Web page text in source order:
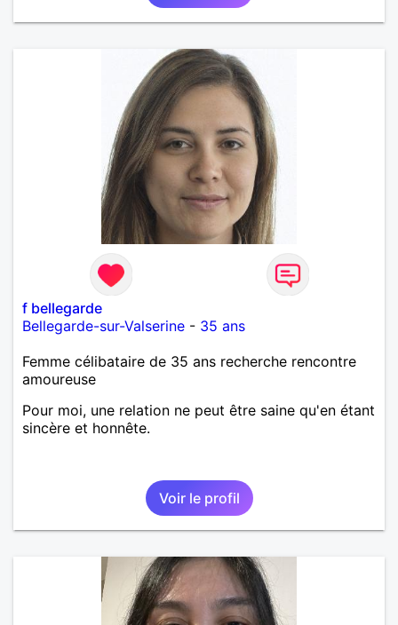
f bellegarde
Bellegarde-sur-Valserine - 35 ans
Femme célibataire de 35 ans recherche rencontre
amoureuse
Pour moi, une relation ne peut être saine qu'en étant
sincère et honnête.
Voir le profil